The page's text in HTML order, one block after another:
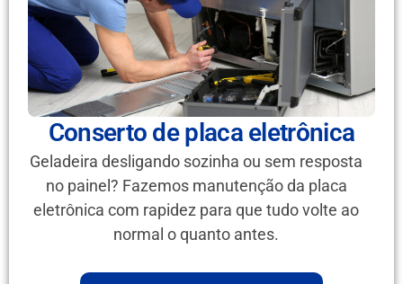
Conserto de placa eletrônica
Geladeira desligando sozinha ou sem resposta
no painel? Fazemos manutenção da placa
eletrônica com rapidez para que tudo volte ao
normal o quanto antes.